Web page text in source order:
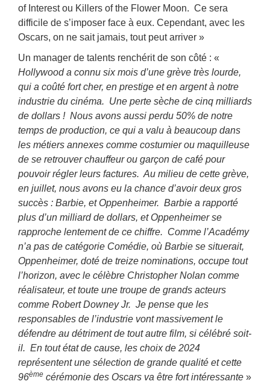
of Interest ou Killers of the Flower Moon. Ce sera
difficile de s’imposer face à eux. Cependant, avec les
Oscars, on ne sait jamais, tout peut arriver »
Un manager de talents renchérit de son côté : «
Hollywood a connu six mois d’une grève très lourde,
qui a coûté fort cher, en prestige et en argent à notre
industrie du cinéma. Une perte sèche de cinq milliards
de dollars ! Nous avons aussi perdu 50% de notre
temps de production, ce qui a valu à beaucoup dans
les métiers annexes comme costumier ou maquilleuse
de se retrouver chauffeur ou garçon de café pour
pouvoir régler leurs factures. Au milieu de cette grève,
en juillet, nous avons eu la chance d’avoir deux gros
succès : Barbie, et Oppenheimer. Barbie a rapporté
plus d’un milliard de dollars, et Oppenheimer se
rapproche lentement de ce chiffre. Comme l’Académy
n’a pas de catégorie Comédie, où Barbie se situerait,
Oppenheimer, doté de treize nominations, occupe tout
l’horizon, avec le célèbre Christopher Nolan comme
réalisateur, et toute une troupe de grands acteurs
comme Robert Downey Jr. Je pense que les
responsables de l’industrie vont massivement le
défendre au détriment de tout autre film, si célébré soit-
il. En tout état de cause, les choix de 2024
représentent une sélection de grande qualité et cette
96ème cérémonie des Oscars va être fort intéressante »